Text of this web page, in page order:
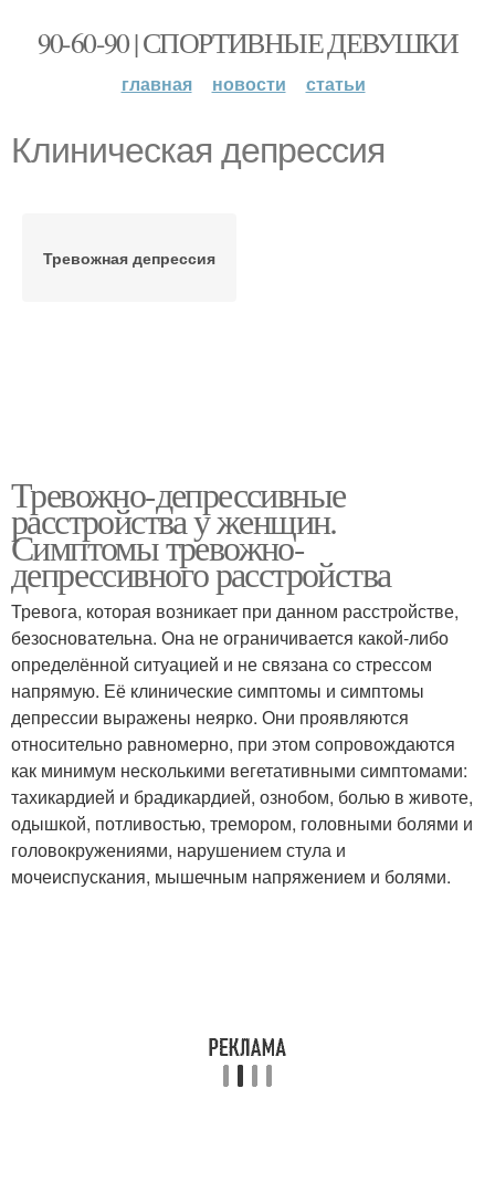
90-60-90 | СПОРТИВНЫЕ ДЕВУШКИ
главная новости статьи
Клиническая депрессия
Тревожная депрессия
Тревожно-депрессивные
расстройства у женщин.
Симптомы тревожно-
депрессивного расстройства
Тревога, которая возникает при данном расстройстве,
безосновательна. Она не ограничивается какой-либо
определённой ситуацией и не связана со стрессом
напрямую. Её клинические симптомы и симптомы
депрессии выражены неярко. Они проявляются
относительно равномерно, при этом сопровождаются
как минимум несколькими вегетативными симптомами:
тахикардией и брадикардией, ознобом, болью в животе,
одышкой, потливостью, тремором, головными болями и
головокружениями, нарушением стула и
мочеиспускания, мышечным напряжением и болями.